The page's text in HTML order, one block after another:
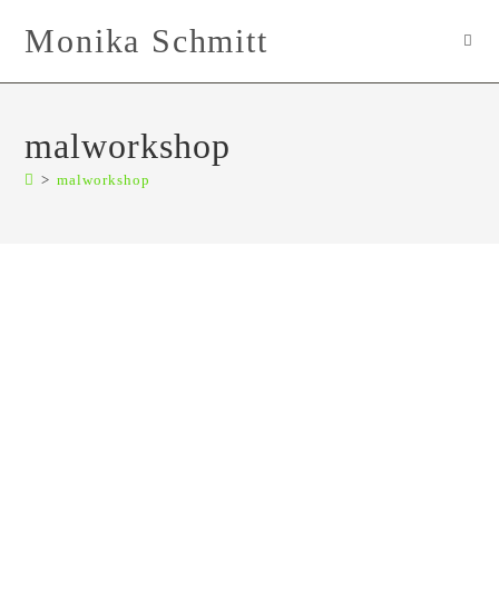
InhaltMonika Schmitt
malworkshop
> malworkshop